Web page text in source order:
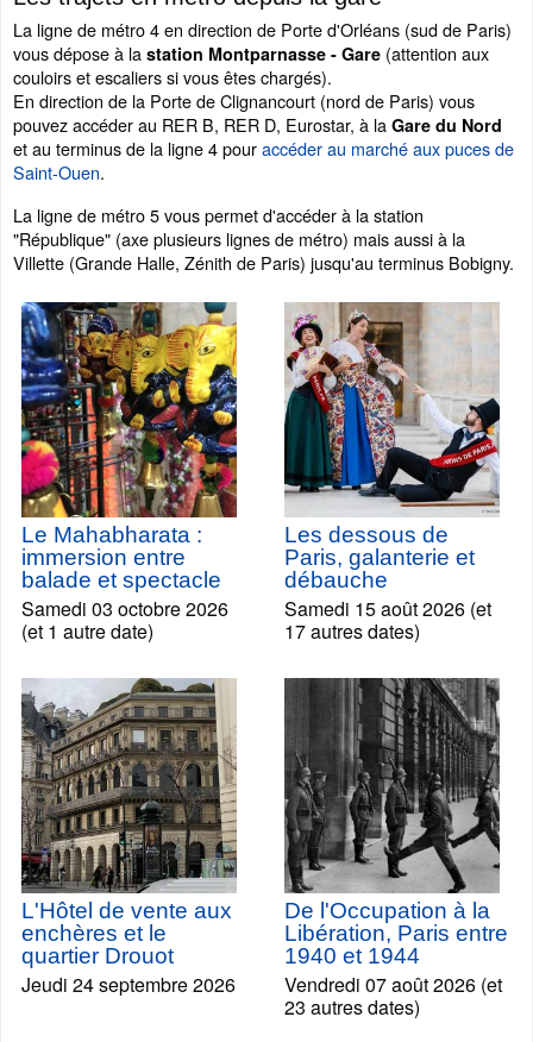
La ligne de métro 4 en direction de Porte d'Orléans (sud de Paris)
vous dépose à la station Montparnasse - Gare (attention aux
couloirs et escaliers si vous êtes chargés).
En direction de la Porte de Clignancourt (nord de Paris) vous
pouvez accéder au RER B, RER D, Eurostar, à la Gare du Nord
et au terminus de la ligne 4 pouraccéder au marché aux puces de
Saint-Ouen.
La ligne de métro 5 vous permet d'accéder à la station
"République" (axe plusieurs lignes de métro) mais aussi à la
Villette (Grande Halle, Zénith de Paris) jusqu'au terminus Bobigny.
Le Mahabharata :
immersion entre
balade et spectacle
Samedi 03 octobre 2026
(et 1 autre date)
Les dessous de
Paris, galanterie et
débauche
Samedi 15 août 2026 (et
17 autres dates)
L'Hôtel de vente aux
enchères et le
quartier Drouot
Jeudi 24 septembre 2026
De l'Occupation à la
Libération, Paris entre
1940 et 1944
Vendredi 07 août 2026 (et
23 autres dates)